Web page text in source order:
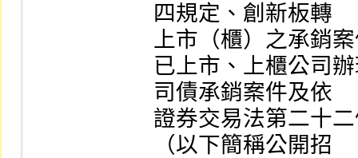
四規定、創新板轉
上市（櫃）之承銷
已上市、上櫃公司
司債承銷案件及依
證券交易法第二十
（以下簡稱公開招